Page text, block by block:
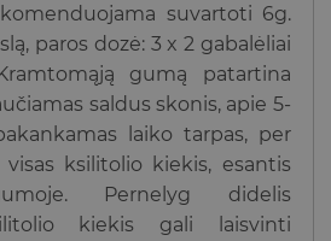
suvartoti 6g.
paros dozė: 3 x 2 gabalėliai
gumą patartina
saldus skonis, apie 5-
laiko tarpas, per
visas ksilitolio kiekis, esantis
Pernelyg didelis
kiekis gali laisvinti